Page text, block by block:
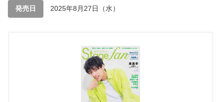
発売日 2025年8月27日（水）